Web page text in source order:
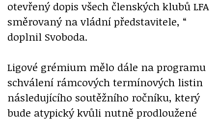
otevřený dopis všech členských klubů LFA
směrovaný na vládní představitele, “
doplnil Svoboda.
Ligové grémium mělo dále na programu
schválení rámcových termínových listin
následujícího soutěžního ročníku, který
bude atypický kvůli nutně prodloužené